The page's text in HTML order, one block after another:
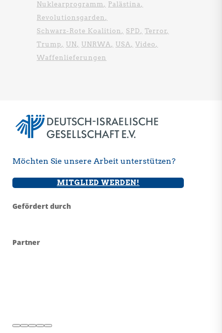
Nuklearprogramm
Palästina
Revolutionsgarden
Schwarz-Rote Koalition
SPD
Terror
Trump
UN UNRWA USA
Video
Waffenlieferungen
Möchten Sie unsere Arbeit unterstützen?
MITGLIED WERDEN!
Gefördert durch
Partner